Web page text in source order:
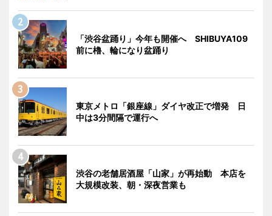
「渋谷盆踊り」今年も開催へ SHIBUYA109
前に櫓、輪になり盆踊り
東京メトロ「銀座線」ダイヤ改正で増発 日
中は3分間隔で運行へ
渋谷の老舗居酒屋「山家」が再始動 本店を
大規模改装、朝・深夜営業も